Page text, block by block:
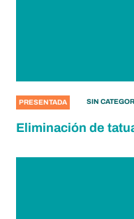
PRESENTADA SIN
Eliminación de